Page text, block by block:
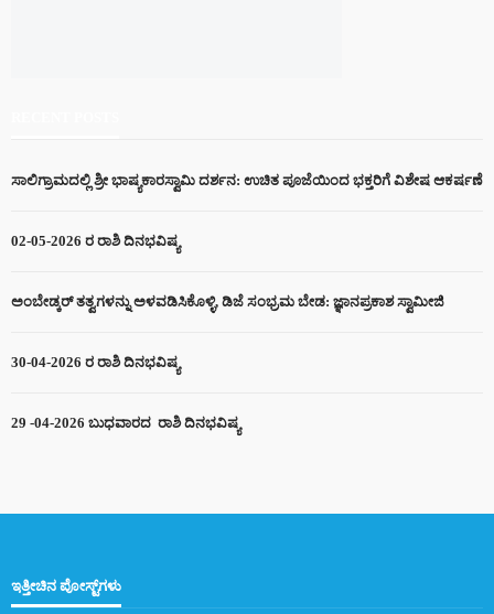
ಸಾಲಿಗ್ರಾಮದಲ್ಲಿ ಶ್ರೀ ಭಾಷ್ಯಕಾರಸ್ವಾಮಿ ದರ್ಶನ: ಉಚಿತ ಪೂಜೆಯಿಂದ ಭಕ್ತರಿಗೆ ವಿಶೇಷ ಆಕರ್ಷಣೆ
02-05-2026 ರ ರಾಶಿ ದಿನಭವಿಷ್ಯ
ಅಂಬೇಡ್ಕರ್ ತತ್ವಗಳನ್ನು ಅಳವಡಿಸಿಕೊಳ್ಳಿ, ಡಿಜೆ ಸಂಭ್ರಮ ಬೇಡ: ಜ್ಞಾನಪ್ರಕಾಶ ಸ್ವಾಮೀಜಿ
30-04-2026 ರ ರಾಶಿ ದಿನಭವಿಷ್ಯ
29 -04-2026 ಬುಧವಾರದ ರಾಶಿ ದಿನಭವಿಷ್ಯ
ಇತ್ತೀಚಿನ ಪೋಸ್ಟ್‌ಗಳು